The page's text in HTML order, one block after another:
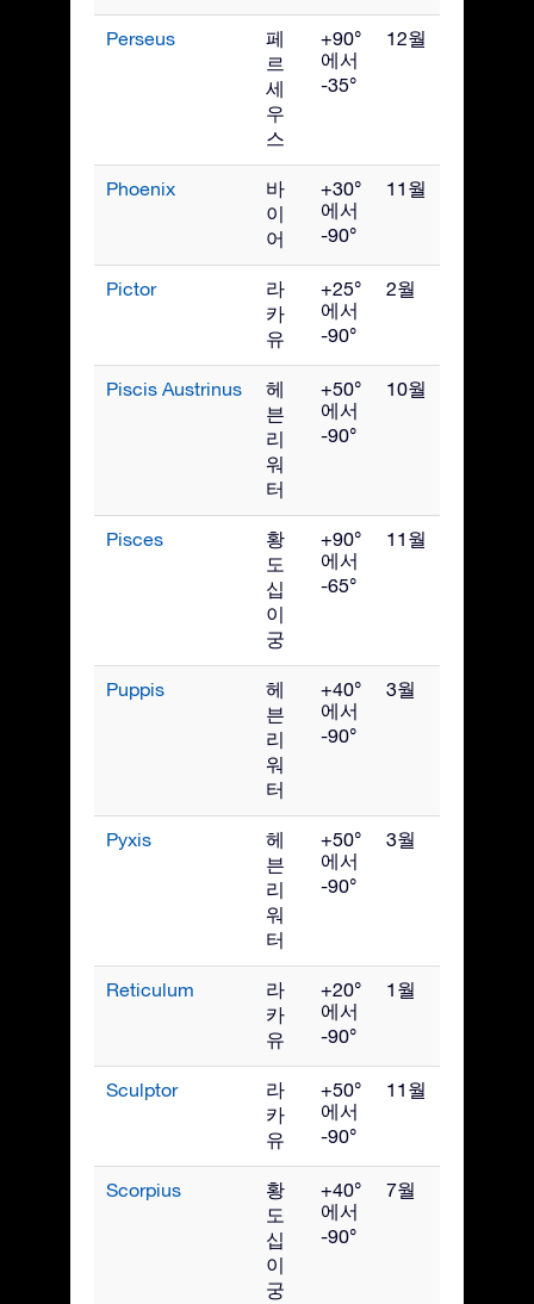
Perseus
페
르
세
우
스
+90°
에서
-35°
12월
Phoenix
바
이
어
+30°
에서
-90°
11월
Pictor
라
카
유
+25°
에서
-90°
2월
Piscis Austrinus
헤
븐
리
워
터
+50°
에서
-90°
10월
Pisces
황
도
십
이
궁
+90°
에서
-65°
11월
Puppis
헤
븐
리
워
터
+40°
에서
-90°
3월
Pyxis
헤
븐
리
워
터
+50°
에서
-90°
3월
Reticulum
라
카
유
+20°
에서
-90°
1월
Sculptor
라
카
유
+50°
에서
-90°
11월
Scorpius
황
도
십
이
궁
+40°
에서
-90°
7월